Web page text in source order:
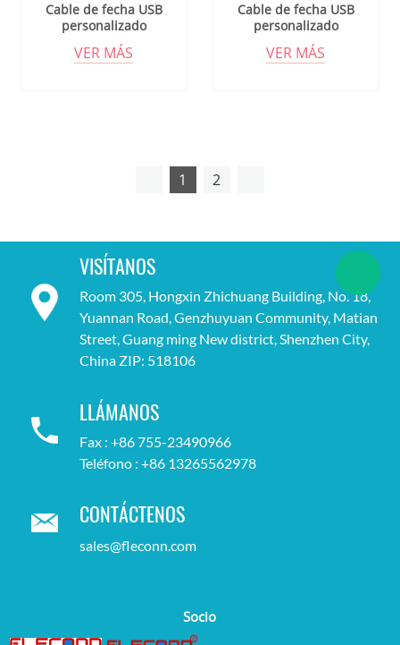
Cable de fecha USB
personalizado
VER MÁS
Cable de fecha USB
personalizado
VER MÁS
1 2
VISÍTANOS
Room 305, Hongxin Zhichuang Building, No. 18,
Yuannan Road, Genzhuyuan Community, Matian
Street, Guang ming New district, Shenzhen City,
China ZIP: 518106
LLÁMANOS
Fax : +86 755-23490966
Teléfono : +86 13265562978
CONTÁCTENOS
sales@fleconn.com
Socio